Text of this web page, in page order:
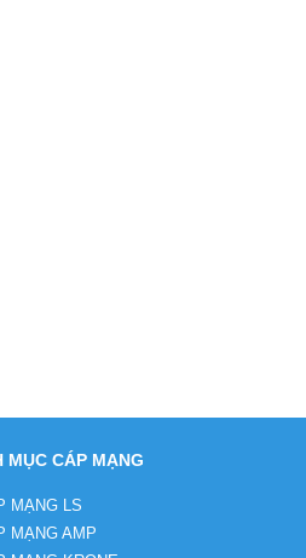
MỤC CÁP MẠNG
MẠNG LS
MẠNG AMP